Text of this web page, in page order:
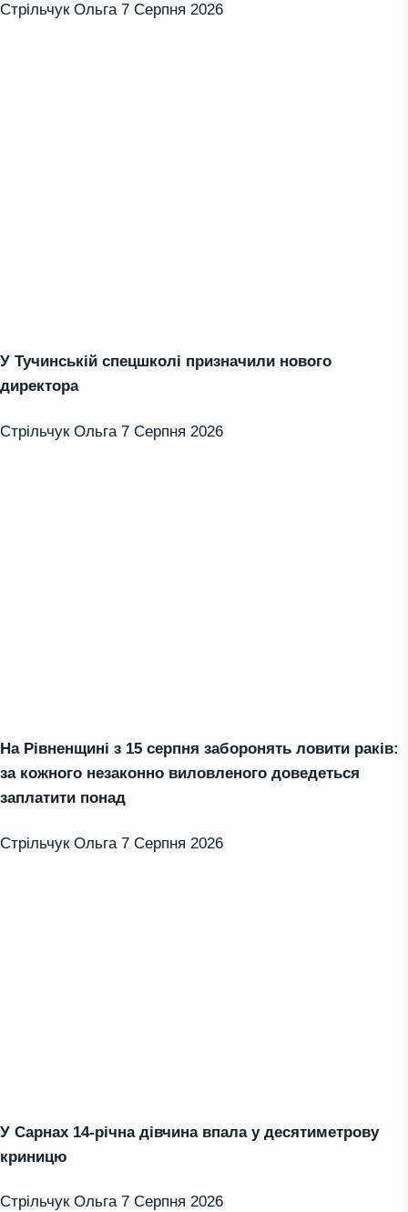
Стрільчук Ольга 7 Серпня 2026
У Тучинській спецшколі призначили нового
директора
Стрільчук Ольга 7 Серпня 2026
На Рівненщині з 15 серпня заборонять ловити раків:
за кожного незаконно виловленого доведеться
заплатити понад
Стрільчук Ольга 7 Серпня 2026
У Сарнах 14-річна дівчина впала у десятиметрову
криницю
Стрільчук Ольга 7 Серпня 2026